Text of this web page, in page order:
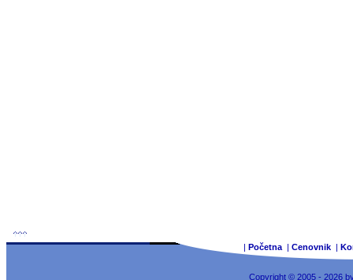
| Početna | Cenovnik |
Copyright © 2005 - 2026